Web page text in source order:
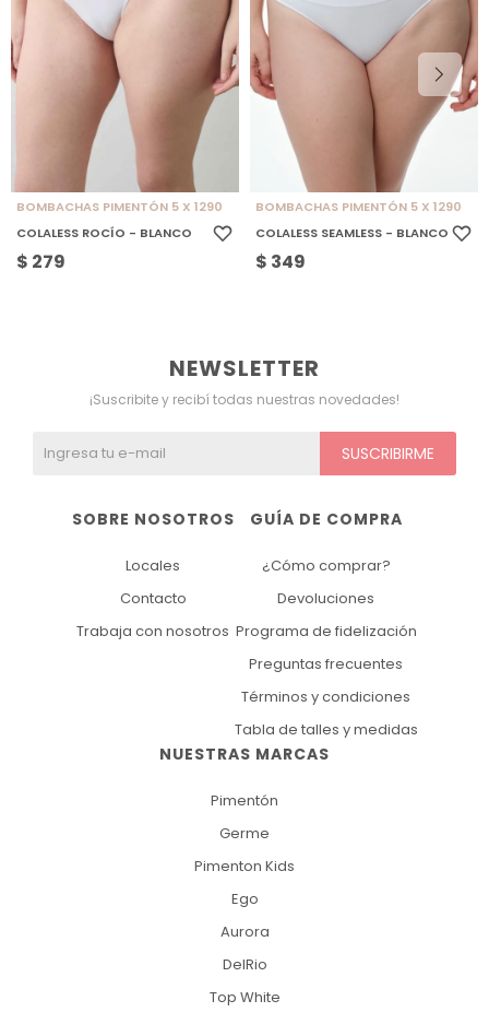
BOMBACHAS PIMENTÓN 5 X 1290
COLALESS ROCÍO - BLANCO
$ 279
BOMBACHAS PIMENTÓN 5 X 1290
COLALESS SEAMLESS - BLANCO
$ 349
NUESTRAS MARCAS
Pimentón
Germe
Pimenton Kids
Ego
Aurora
DelRio
Top White
GUÍA DE COMPRA
¿Cómo comprar?
Devoluciones
Programa de fidelización
Preguntas frecuentes
Términos y condiciones
Tabla de talles y medidas
SOBRE NOSOTROS
Locales
Contacto
Trabaja con nosotros
NEWSLETTER
¡Suscribite y recibí todas nuestras novedades!
SUSCRIBIRME